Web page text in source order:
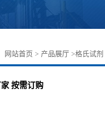
网站首页 > 产品展厅 >格氏试剂
按需订购